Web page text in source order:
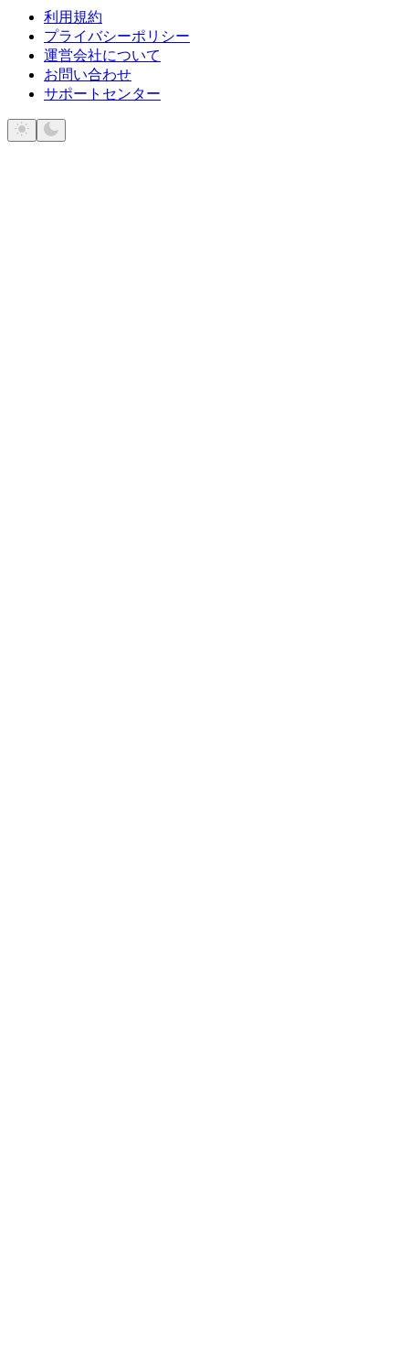
利用規約
プライバシーポリシー
運営会社について
お問い合わせ
サポートセンター